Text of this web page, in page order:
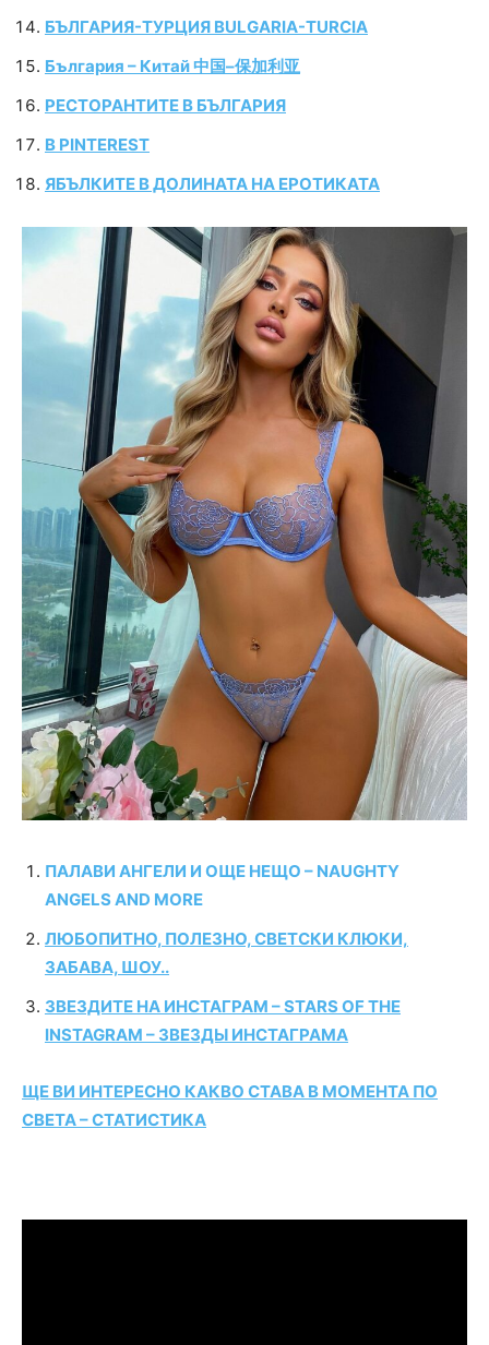
БЪЛГАРИЯ-ТУРЦИЯ BULGARIA-TURCIA
България – Китай 中国–保加利亚
РЕСТОРАНТИТЕ В БЪЛГАРИЯ
В PINTEREST
ЯБЪЛКИТЕ В ДОЛИНАТА НА ЕРОТИКАТА
ПАЛАВИ АНГЕЛИ И ОЩЕ НЕЩО – NAUGHTY
ANGELS AND MORE
ЛЮБОПИТНО, ПОЛЕЗНО, СВЕТСКИ КЛЮКИ,
ЗАБАВА, ШОУ..
ЗВЕЗДИТЕ НА ИНСТАГРАМ – STARS OF THE
INSTAGRAM – ЗВЕЗДЫ ИНСТАГРАМА
ЩЕ ВИ ИНТЕРЕСНО КАКВО СТАВА В МОМЕНТА ПО
СВЕТА – СТАТИСТИКА